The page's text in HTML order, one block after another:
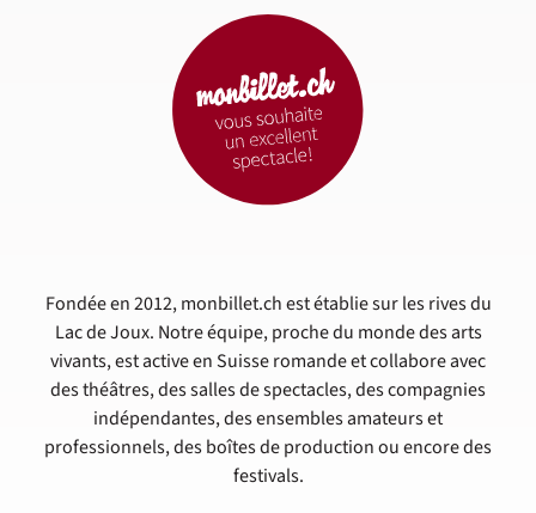
Fondée en 2012, monbillet.ch est établie sur les rives du
Lac de Joux. Notre équipe, proche du monde des arts
vivants, est active en Suisse romande et collabore avec
des théâtres, des salles de spectacles, des compagnies
indépendantes, des ensembles amateurs et
professionnels, des boîtes de production ou encore des
festivals.